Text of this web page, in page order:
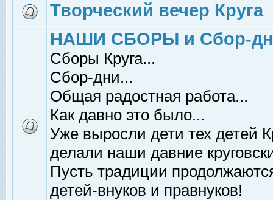
Творческий вечер Круга
НАШИ СБОРЫ и Сбор-
Сборы Круга...
Сбор-дни...
Общая радостная работа...
Как давно это было...
Уже выросли дети тех детей
делали наши давние
Пусть традиции
детей-внуков и правнуков!